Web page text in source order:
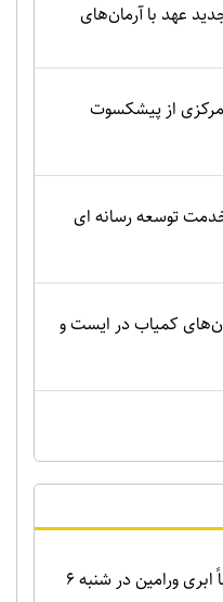
عهد با آرمان‌های
از پیشکسوت
توسعه رسانه ای
کمیاب در ایست و
هوای سرد و غالباً ابری ورامین در شنبه ۶